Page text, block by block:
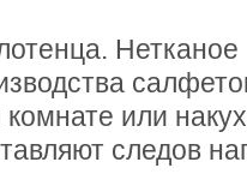
комнате или
следов